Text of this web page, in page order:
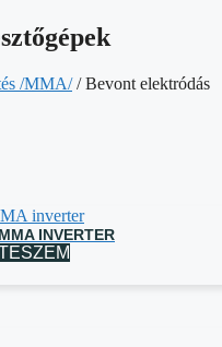
/MMA// Bevont elektródás
INVERTER